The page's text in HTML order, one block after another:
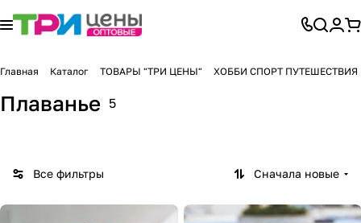
Главная Каталог ТОВАРЫ "ТРИ ЦЕНЫ" ХОББИ СПОРТ ПУТЕШЕСТВИЯ
Плаванье 5
Все фильтры Сначала новые